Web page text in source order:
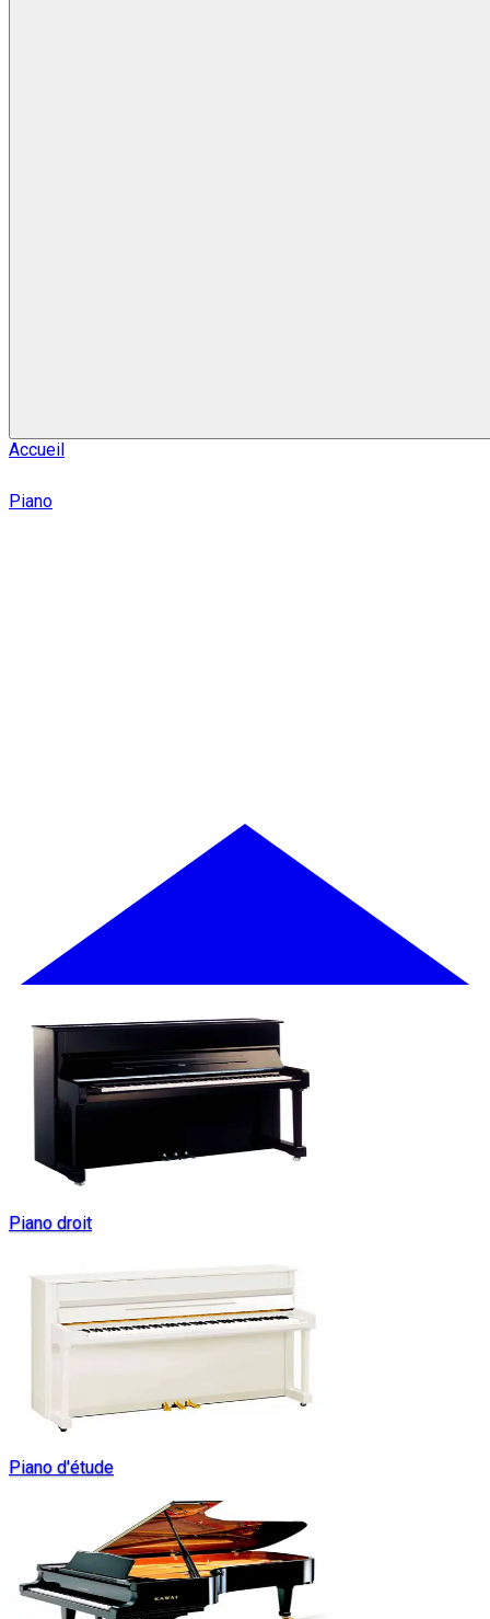
Accueil
Piano
Piano droit
Piano d'étude